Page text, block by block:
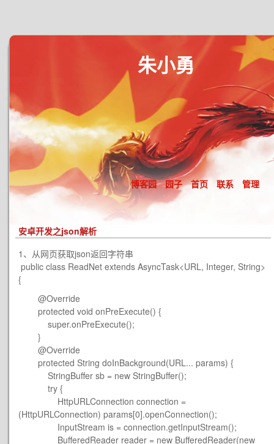
朱小勇
博客园 园子 首页 联系 管理
安卓开发之json解析
1、从网页获取json返回字符串
public class ReadNet extends AsyncTask<URL, Integer, String>
{
@Override
protected void onPreExecute() {
super.onPreExecute();
}
@Override
protected String doInBackground(URL... params) {
StringBuffer sb = new StringBuffer();
try {
HttpURLConnection connection =
(HttpURLConnection) params[0].openConnection();
InputStream is = connection.getInputStream();
BufferedReader reader = new BufferedReader(new